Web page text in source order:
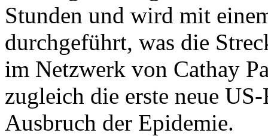
Stunden und wird mit
durchgeführt, was die
im Netzwerk von Cathay
zugleich die erste neue
Ausbruch der Epidemie.